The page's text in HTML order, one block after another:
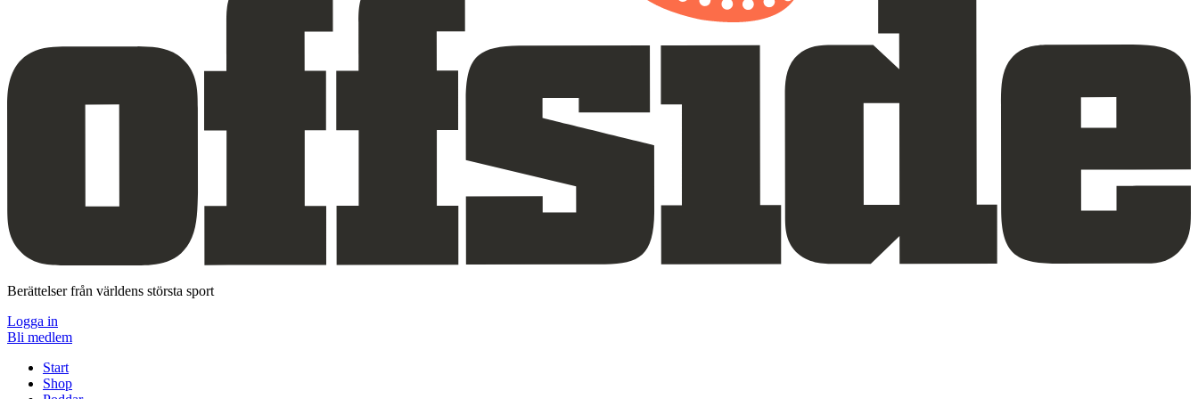
Berättelser från världens största sport
Logga in
Bli medlem
Start
Shop